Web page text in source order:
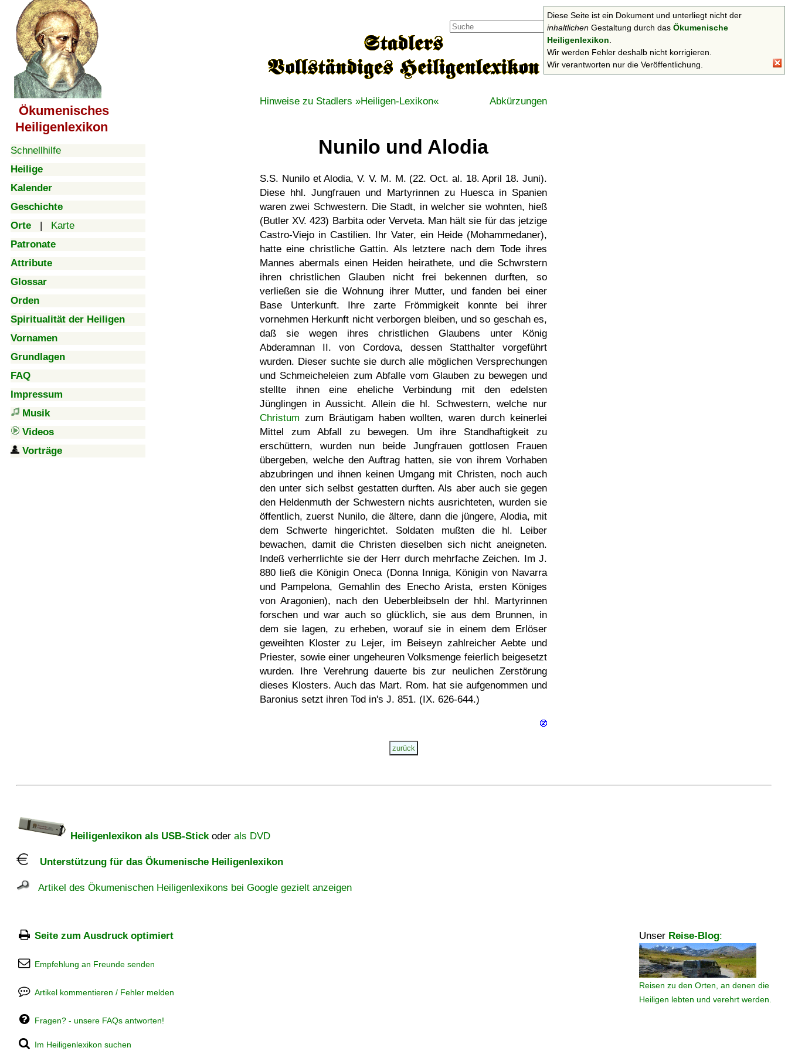
Ökumenisches
Heiligenlexikon
Schnellhilfe
Heilige
Kalender
Geschichte
Orte | Karte
Patronate
Attribute
Glossar
Orden
Spiritualität der Heiligen
Vornamen
Grundlagen
FAQ
Impressum
Musik
Videos
Vorträge
Suchen
Hinweise zu Stadlers »Heiligen-Lexikon« Abkürzungen
Nunilo und Alodia
S.S. Nunilo et Alodia, V. V. M. M. (22. Oct. al. 18. April 18. Juni).
Diese hhl. Jungfrauen und Martyrinnen zu Huesca in Spanien
waren zwei Schwestern. Die Stadt, in welcher sie wohnten, hieß
(Butler XV. 423) Barbita oder Verveta. Man hält sie für das jetzige
Castro-Viejo in Castilien. Ihr Vater, ein Heide (Mohammedaner),
hatte eine christliche Gattin. Als letztere nach dem Tode ihres
Mannes abermals einen Heiden heirathete, und die Schwrstern
ihren christlichen Glauben nicht frei bekennen durften, so
verließen sie die Wohnung ihrer Mutter, und fanden bei einer
Base Unterkunft. Ihre zarte Frömmigkeit konnte bei ihrer
vornehmen Herkunft nicht verborgen bleiben, und so geschah es,
daß sie wegen ihres christlichen Glaubens unter König
Abderamnan II. von Cordova, dessen Statthalter vorgeführt
wurden. Dieser suchte sie durch alle möglichen Versprechungen
und Schmeicheleien zum Abfalle vom Glauben zu bewegen und
stellte ihnen eine eheliche Verbindung mit den edelsten
Jünglingen in Aussicht. Allein die hl. Schwestern, welche nur
Christum zum Bräutigam haben wollten, waren durch keinerlei
Mittel zum Abfall zu bewegen. Um ihre Standhaftigkeit zu
erschüttern, wurden nun beide Jungfrauen gottlosen Frauen
übergeben, welche den Auftrag hatten, sie von ihrem Vorhaben
abzubringen und ihnen keinen Umgang mit Christen, noch auch
den unter sich selbst gestatten durften. Als aber auch sie gegen
den Heldenmuth der Schwestern nichts ausrichteten, wurden sie
öffentlich, zuerst Nunilo, die ältere, dann die jüngere, Alodia, mit
dem Schwerte hingerichtet. Soldaten mußten die hl. Leiber
bewachen, damit die Christen dieselben sich nicht aneigneten.
Indeß verherrlichte sie der Herr durch mehrfache Zeichen. Im J.
880 ließ die Königin Oneca (Donna Inniga, Königin von Navarra
und Pampelona, Gemahlin des Enecho Arista, ersten Königes
von Aragonien), nach den Ueberbleibseln der hhl. Martyrinnen
forschen und war auch so glücklich, sie aus dem Brunnen, in
dem sie lagen, zu erheben, worauf sie in einem dem Erlöser
geweihten Kloster zu Lejer, im Beiseyn zahlreicher Aebte und
Priester, sowie einer ungeheuren Volksmenge feierlich beigesetzt
wurden. Ihre Verehrung dauerte bis zur neulichen Zerstörung
dieses Klosters. Auch das Mart. Rom. hat sie aufgenommen und
Baronius setzt ihren Tod in's J. 851. (IX. 626-644.)
Diese Seite ist ein Dokument und unterliegt nicht der
inhaltlichen Gestaltung durch das Ökumenische
Heiligenlexikon
Wir werden Fehler deshalb nicht korrigieren.
Wir verantworten nur die Veröffentlichung.
Heiligenlexikon als USB-Stickoder als DVD
Unterstützung für das Ökumenische Heiligenlexikon
Artikel des Ökumenischen Heiligenlexikons bei Google gezielt anzeigen
Seite zum Ausdruck optimiert Unser Reise-Blog:
Reisen zu den Orten, an denen die
Heiligen lebten und verehrt werden.
Empfehlung an Freunde senden
Artikel kommentieren / Fehler melden
Fragen? - unsere FAQs antworten!
Im Heiligenlexikon suchen